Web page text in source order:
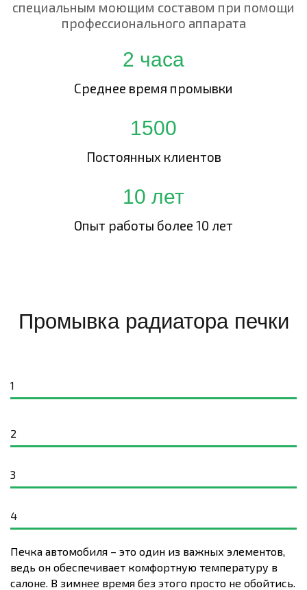
специальным моющим составом при помощи
профессионального аппарата
2 часа
Среднее время промывки
1500
Постоянных клиентов
10 лет
Опыт работы более 10 лет
Промывка радиатора печки
1
2
3
4
Печка автомобиля – это один из важных элементов,
ведь он обеспечивает комфортную температуру в
салоне. В зимнее время без этого просто не обойтись.